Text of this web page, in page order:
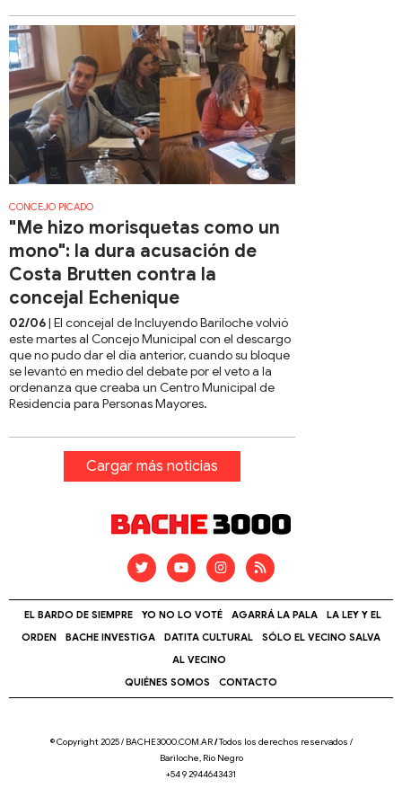
CONCEJO PICADO
"Me hizo morisquetas como un
mono": la dura acusación de
Costa Brutten contra la
concejal Echenique
02/06| El concejal de Incluyendo Bariloche volvió
este martes al Concejo Municipal con el descargo
que no pudo dar el día anterior, cuando su bloque
se levantó en medio del debate por el veto a la
ordenanza que creaba un Centro Municipal de
Residencia para Personas Mayores.
Cargar más noticias
EL BARDO DE SIEMPRE YO NO LO VOTÉ AGARRÁ LA PALA
LA LEY Y EL
ORDEN
BACHE INVESTIGA DATITA CULTURAL
SÓLO EL VECINO SALVA
AL VECINO
QUIÉNES SOMOS
CONTACTO
© Copyright 2025 / BACHE3000.COM.AR/Todos los derechos reservados /
Bariloche, Río Negro
+54 9 2944643431